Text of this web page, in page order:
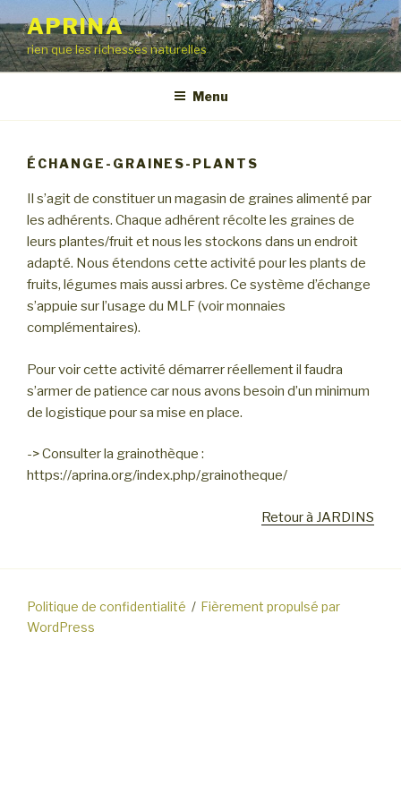
au
contenu
principal
APRINA
rien que les richesses naturelles
Menu
ÉCHANGE-GRAINES-PLANTS
Il s’agit de constituer un magasin de graines alimenté par
les adhérents. Chaque adhérent récolte les graines de
leurs plantes/fruit et nous les stockons dans un endroit
adapté. Nous étendons cette activité pour les plants de
fruits, légumes mais aussi arbres. Ce système d’échange
s’appuie sur l’usage du MLF (voir monnaies
complémentaires).
Pour voir cette activité démarrer réellement il faudra
s’armer de patience car nous avons besoin d’un minimum
de logistique pour sa mise en place.
-> Consulter la grainothèque :
https://aprina.org/index.php/grainotheque/
Retour à JARDINS
Politique de confidentialité
Fièrement propulsé par
WordPress